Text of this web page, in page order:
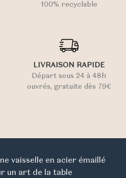
100% recyclable
LIVRAISON RAPIDE
Départ sous 24 à 48h
ouvrés, gratuite dès 79€
vaisselle en acier émaillé
un art de la table